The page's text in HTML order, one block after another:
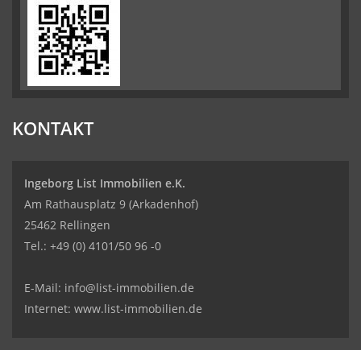
KONTAKT
Ingeborg List Immobilien e.K.
Am Rathausplatz 9 (Arkadenhof)
25462 Rellingen
Tel.: +49 (0) 4101/50 96 -0
E-Mail: info@list-immobilien.de
Internet: www.list-immobilien.de